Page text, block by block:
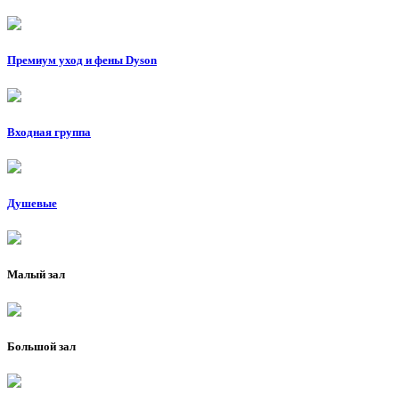
Премиум уход и фены Dyson
Входная группа
Душевые
Малый зал
Большой зал